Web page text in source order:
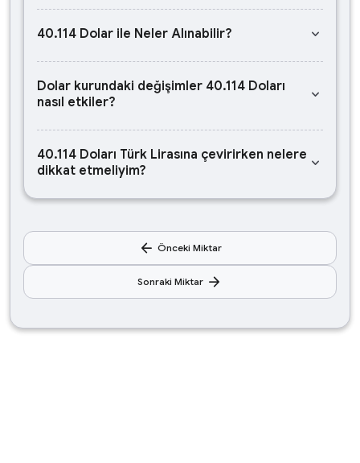
40.114 Dolar ile Neler Alınabilir? keyboard_arrow_down
Dolar kurundaki değişimler 40.114 Doları
nasıl etkiler?
keyboard_arrow_down
40.114 Doları Türk Lirasına çevirirken nelere
dikkat etmeliyim?
keyboard_arrow_down
arrow_back Önceki Miktar
Sonraki Miktar arrow_forward